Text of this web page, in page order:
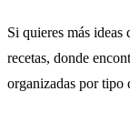
Si quieres más
recetas, donde
organizadas por tipo